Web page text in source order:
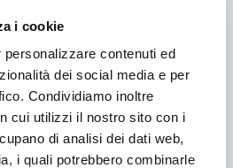
i cookie
contenuti ed
dei social media e per
Condividiamo inoltre
cui utilizzi il nostro sito con i
di analisi dei dati web,
i quali potrebbero combinarle